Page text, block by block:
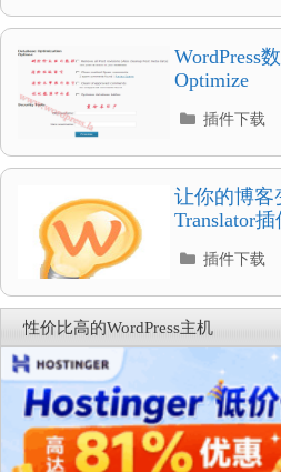
录
WordPress
Optimize
分
录
插件下载
让你的博客
Translator插
分
录
插件下载
性价比高的WordPress主机